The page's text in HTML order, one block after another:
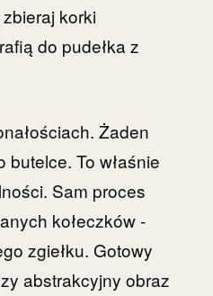
korki
do pudełka z
Żaden
To właśnie
Sam proces
kołeczków -
zgiełku. Gotowy
abstrakcyjny obraz